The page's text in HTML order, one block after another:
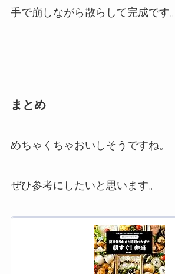
手で崩しながら散らして完成です。
まとめ
めちゃくちゃおいしそうですね。
ぜひ参考にしたいと思います。